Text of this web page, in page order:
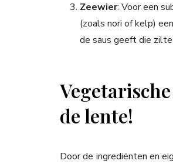
Zeewier: Voor een
(zoals nori of kelp)
de saus geeft die
de lente!
Door de ingrediënten en